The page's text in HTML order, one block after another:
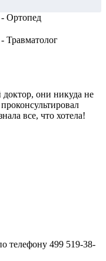
Ортопед
Травматолог
они никуда не
все, что хотела!
телефону 499 519-38-